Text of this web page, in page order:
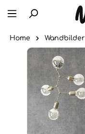
Home Wandbilder